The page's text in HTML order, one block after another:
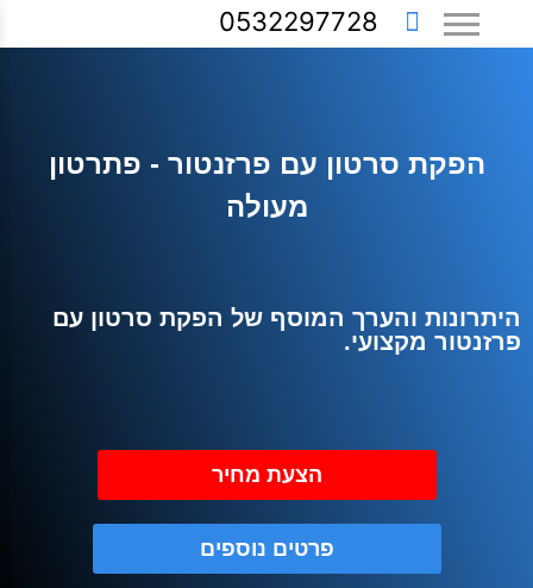
0532297728
הפקת סרטון עם פרזנטור - פתרטון
מעולה
היתרונות והערך המוסף של הפקת סרטון עם
פרזנטור מקצועי.
הצעת מחיר
פרטים נוספים